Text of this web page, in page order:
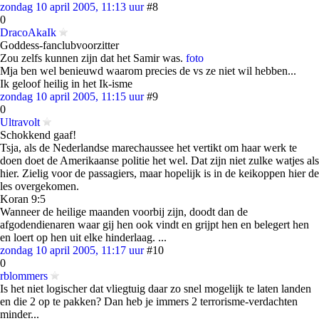
zondag 10 april 2005, 11:13 uur #8
0
DracoAkaIk
Goddess-fanclubvoorzitter
Zou zelfs kunnen zijn dat het Samir was. foto
Mja ben wel benieuwd waarom precies de vs ze niet wil hebben...
Ik geloof heilig in het Ik-isme
zondag 10 april 2005, 11:15 uur #9
0
Ultravolt
Schokkend gaaf!
Tsja, als de Nederlandse marechaussee het vertikt om haar werk te
doen doet de Amerikaanse politie het wel. Dat zijn niet zulke watjes als
hier. Zielig voor de passagiers, maar hopelijk is in de keikoppen hier de
les overgekomen.
Koran 9:5
Wanneer de heilige maanden voorbij zijn, doodt dan de
afgodendienaren waar gij hen ook vindt en grijpt hen en belegert hen
en loert op hen uit elke hinderlaag. ...
zondag 10 april 2005, 11:17 uur #10
0
rblommers
Is het niet logischer dat vliegtuig daar zo snel mogelijk te laten landen
en die 2 op te pakken? Dan heb je immers 2 terrorisme-verdachten
minder...